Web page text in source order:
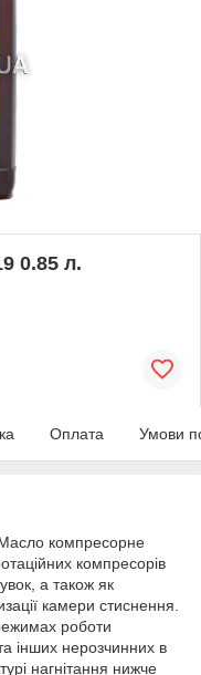
0.85 л.
Оплата Умови
компресорне
компресорів
а також як
камери стиснення.
роботи
інших нерозчинних в
нагнітання нижче